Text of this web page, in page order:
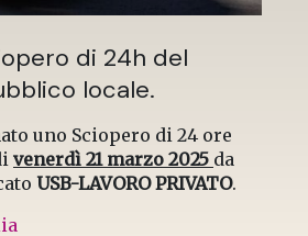
di 24h del
locale.
uno Sciopero di 24 ore
venerdì 21 marzo 2025 da
USB-LAVORO PRIVATO.